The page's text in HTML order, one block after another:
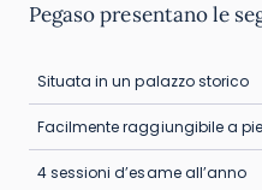
Pegaso presentano le
Situata in un palazzo storico
Facilmente raggiungibile a
4 sessioni d’esame all’anno